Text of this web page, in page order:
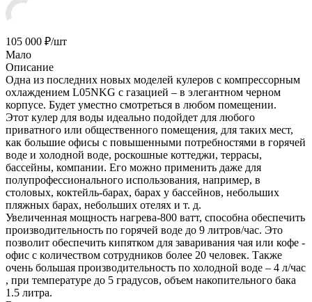
105 000 ₽/шт
Мало
Описание
Одна из последних новых моделей кулеров с компрессорным
охлаждением L05NKG с газацией – в элегантном черном
корпусе. Будет уместно смотреться в любом помещении.
Этот кулер для воды идеально подойдет для любого
приватного или общественного помещения, для таких мест,
как большие офисы с повышенными потребностями в горячей
воде и холодной воде, роскошные коттеджи, террасы,
бассейны, компании. Его можно применить даже для
полупрофессионального использования, например, в
столовых, коктейль-барах, барах у бассейнов, небольших
пляжных барах, небольших отелях и т. д.
Увеличенная мощность нагрева-800 ватт, способна обеспечить
производительность по горячей воде до 9 литров/час. Это
позволит обеспечить кипятком для заваривания чая или кофе -
офис с количеством сотрудников более 20 человек. Также
очень большая производительность по холодной воде – 4 л/час
, при температуре до 5 градусов, объем накопительного бака
1.5 литра.